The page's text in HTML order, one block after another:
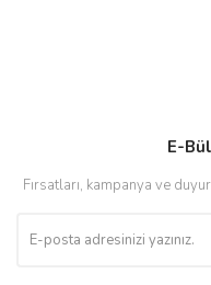
E-
Fırsatları, kampanya ve